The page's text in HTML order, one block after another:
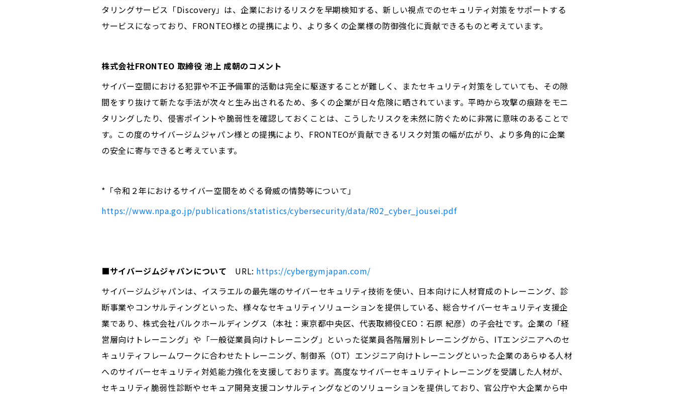
タリングサービス「Discovery」は、企業におけるリスクを早期検知する、新しい視点でのセキュリティ対策をサポートする
サービスになっており、FRONTEO様との提携により、より多くの企業様の防御強化に貢献できるものと考えています。
株式会社FRONTEO 取締役 池上 成朝のコメント
サイバー空間における犯罪や不正予備軍的活動は完全に駆逐することが難しく、またセキュリティ対策をしていても、その隙
間をすり抜けて新たな手法が次々と生み出されるため、多くの企業が日々危険に晒されています。平時から攻撃の痕跡をモニ
タリングしたり、侵害ポイントや脆弱性を確認しておくことは、こうしたリスクを未然に防ぐために非常に意味のあることで
す。この度のサイバージムジャパン様との提携により、FRONTEOが貢献できるリスク対策の幅が広がり、より多角的に企業
の安全に寄与できると考えています。
*「令和２年におけるサイバー空間をめぐる脅威の情勢等について」
https://www.npa.go.jp/publications/statistics/cybersecurity/data/R02_cyber_jousei.pdf
■サイバージムジャパンについて URL: https://cybergymjapan.com/
サイバージムジャパンは、イスラエルの最先端のサイバーセキュリティ技術を使い、日本向けに人材育成のトレーニング、診
断事業やコンサルティングといった、様々なセキュリティソリューションを提供している、総合サイバーセキュリティ支援企
業であり、株式会社バルクホールディングス（本社：東京都中央区、代表取締役CEO：石原 紀彦）の子会社です。企業の「経
営層向けトレーニング」や「一般従業員向けトレーニング」といった従業員各階層別トレーニングから、ITエンジニアへのセ
キュリティフレームワークに合わせたトレーニング、制御系（OT）エンジニア向けトレーニングといった企業のあらゆる人材
へのサイバーセキュリティ対処能力強化を支援しております。高度なサイバーセキュリティトレーニングを受講した人材が、
セキュリティ脆弱性診断やセキュア開発支援コンサルティングなどのソリューションを提供しており、官公庁や大企業から中